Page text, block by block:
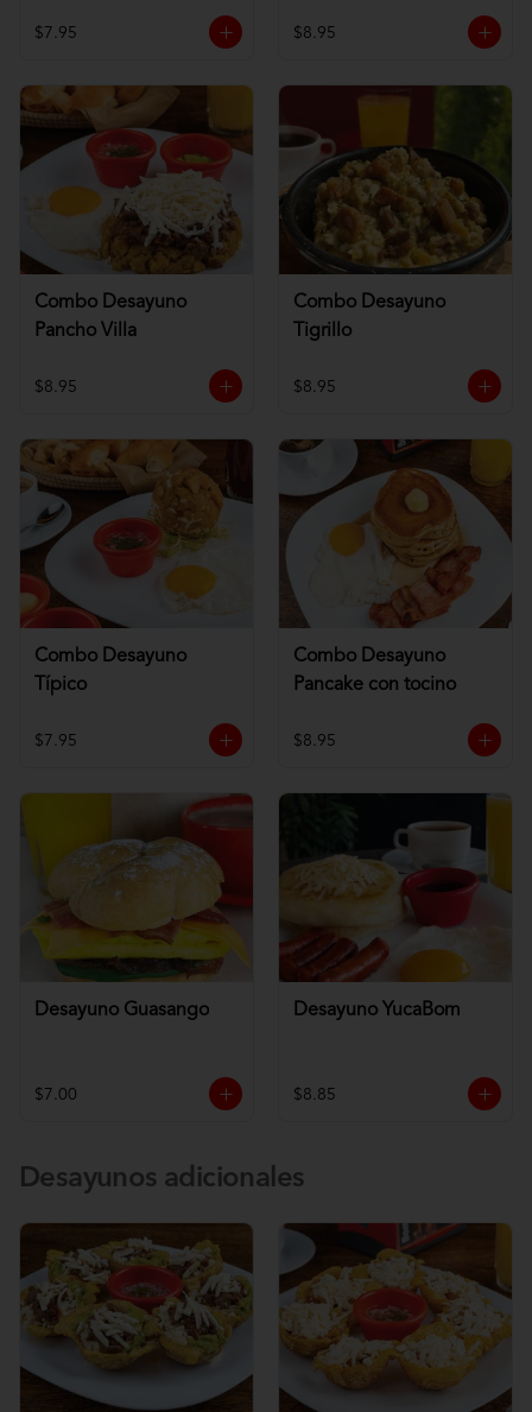
$7.95 $8.95
Combo Desayuno
Pancho Villa
$8.95
Combo Desayuno
Tigrillo
$8.95
Combo Desayuno
Típico
$7.95
Combo Desayuno
Pancake con tocino
$8.95
Desayuno Guasango
$7.00
Desayuno YucaBom
$8.85
Desayunos adicionales